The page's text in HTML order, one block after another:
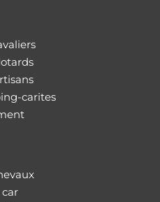
carites